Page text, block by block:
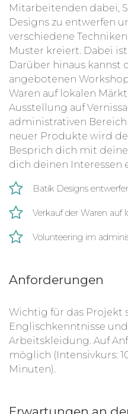
Mitarbeitenden dabei,
Designs zu entwerfen
verschiedene
Muster kreiert. Dabei
Darüber hinaus kannst
angebotenen
Waren auf lokalen
Ausstellung auf
administrativen
neuer Produkte wird
Besprich dich mit
dich deinen Interessen
Batik Designs
Verkauf der Waren auf
Volunteering im
Anforderungen
Wichtig für das Projekt
Englischkenntnisse
Arbeitskleidung. Auf
möglich (Intensivkurs:
Minuten).